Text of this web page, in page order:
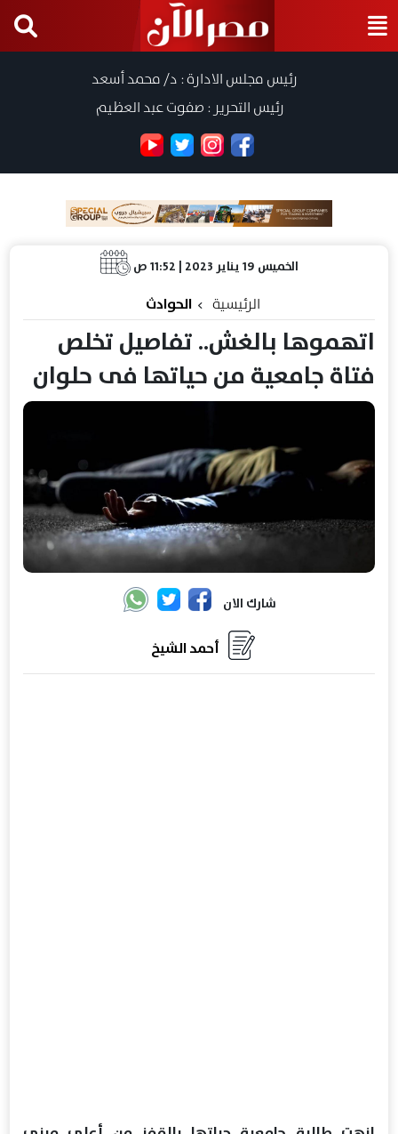
رئيس مجلس الادارة : د/ محمد أسعد
رئيس التحرير : صفوت عبد العظيم
الخميس 19 يناير 2023 | 11:52 ص
الرئيسية الحوادث
اتهموها بالغش.. تفاصيل تخلص
فتاة جامعية من حياتها فى حلوان
شارك الان
أحمد الشيخ